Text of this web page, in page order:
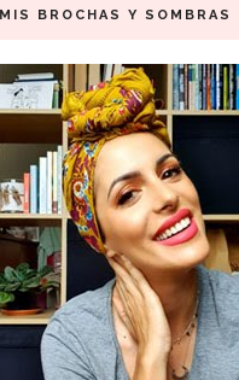
MIS BROCHAS Y SOMBRAS